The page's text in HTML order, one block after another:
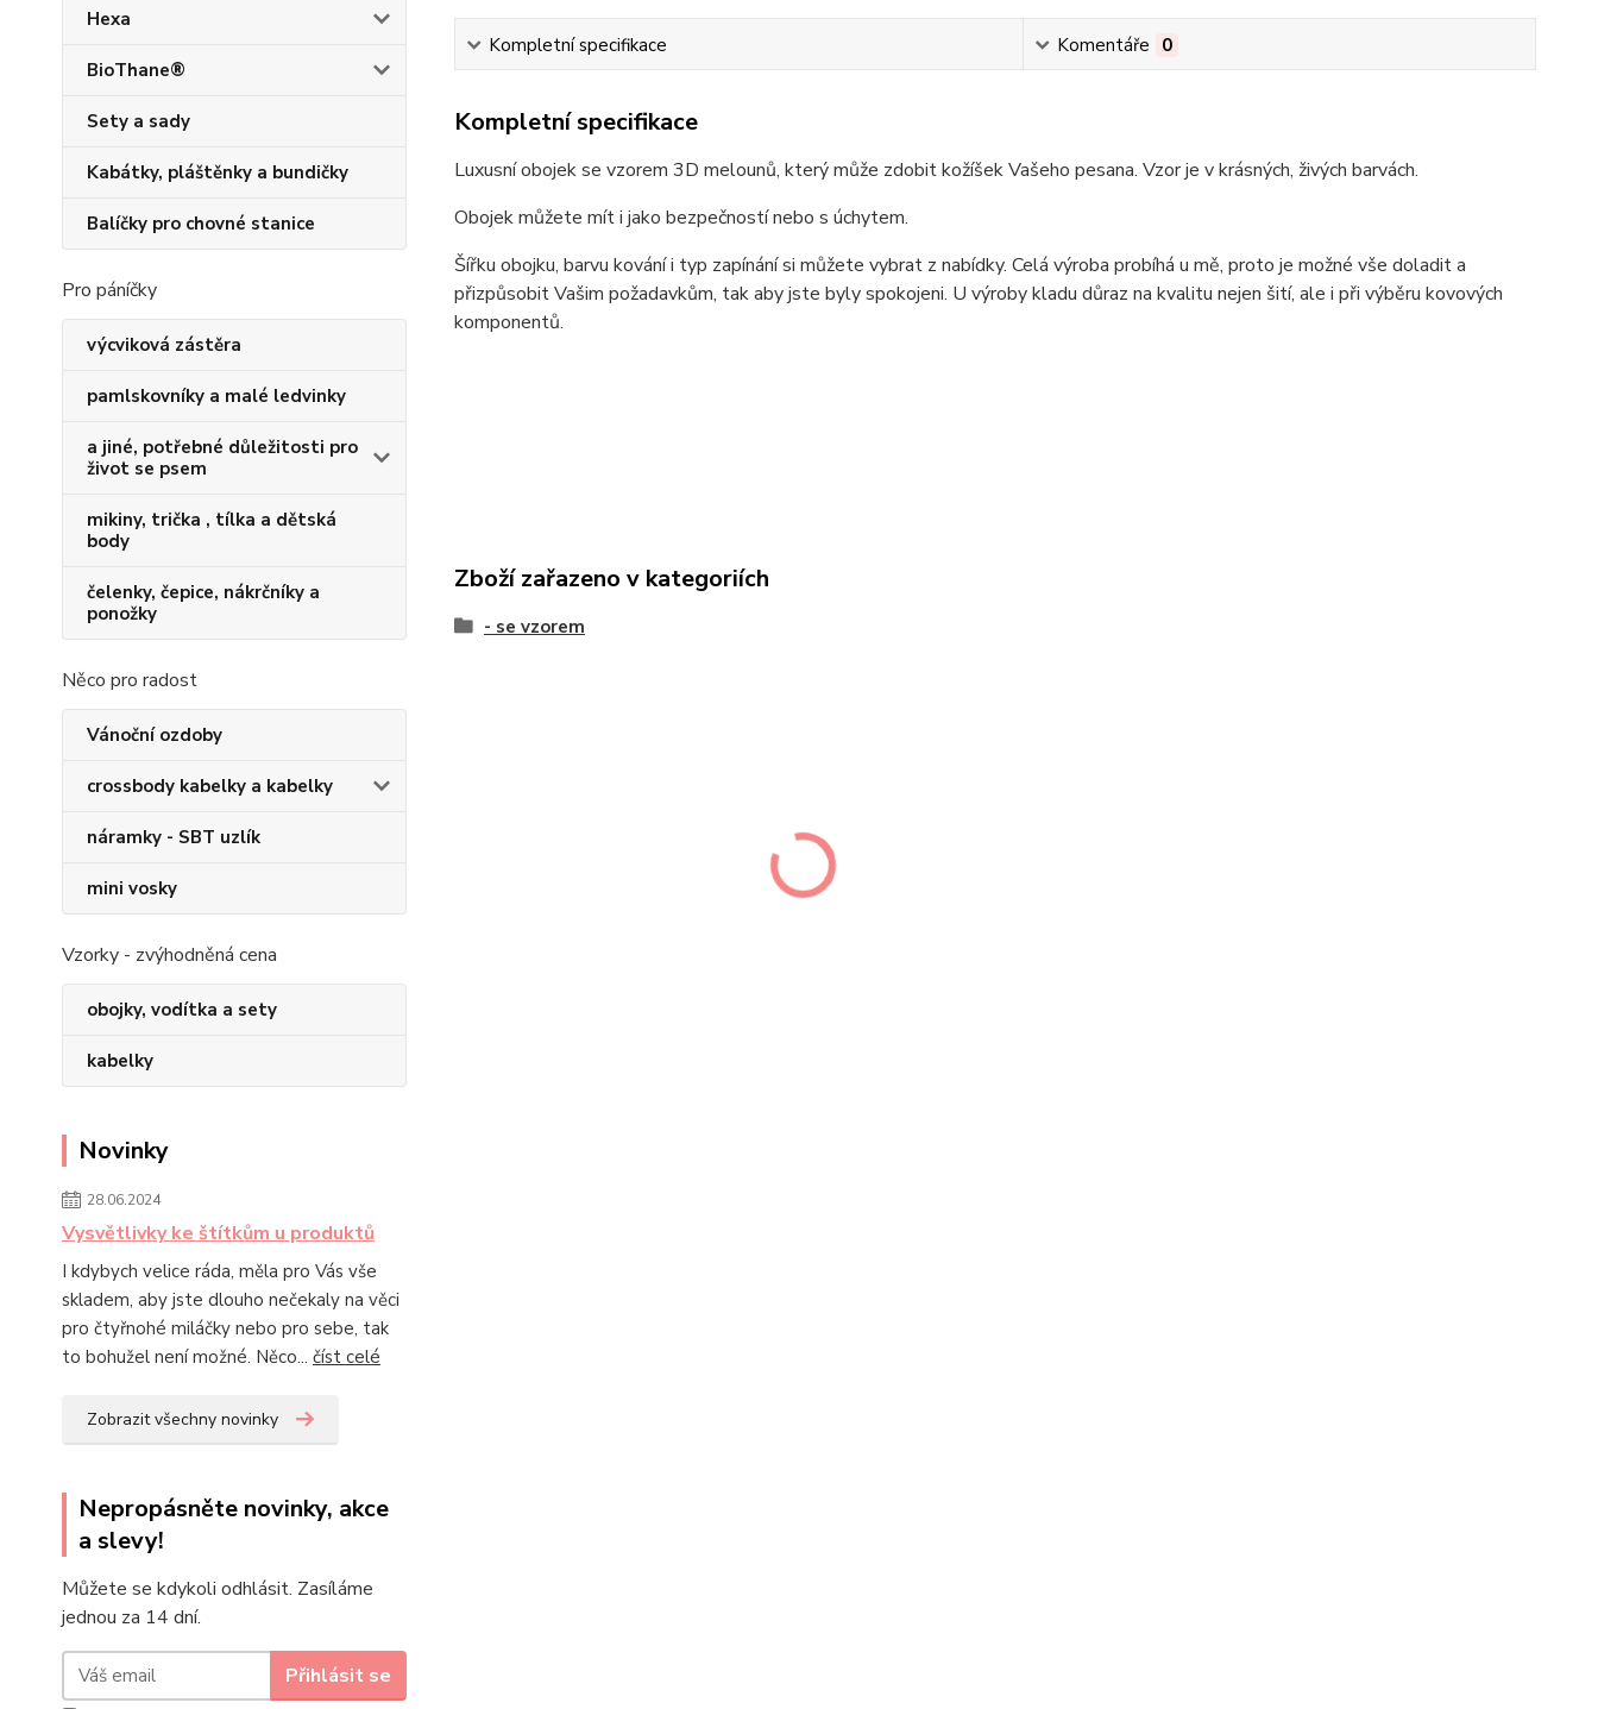
Hexa
BioThane®
Sety a sady
Kabátky, pláštěnky a bundičky
Balíčky pro chovné stanice
Pro páníčky
výcviková zástěra
pamlskovníky a malé ledvinky
a jiné, potřebné důležitosti pro
život se psem
mikiny, trička , tílka a dětská
body
čelenky, čepice, nákrčníky a
ponožky
Něco pro radost
Vánoční ozdoby
crossbody kabelky a kabelky
náramky - SBT uzlík
mini vosky
Vzorky - zvýhodněná cena
obojky, vodítka a sety
kabelky
Novinky
28.06.2024
Vysvětlivky ke štítkům u produktů
I kdybych velice ráda, měla pro Vás vše
skladem, aby jste dlouho nečekaly na věci
pro čtyřnohé miláčky nebo pro sebe, tak
to bohužel není možné. Něco... číst celé
Zobrazit všechny novinky
Nepropásněte novinky, akce
a slevy!
Můžete se kdykoli odhlásit. Zasíláme
jednou za 14 dní.
Přihlásit se
Kompletní specifikace Komentáře 0
Kompletní specifikace
Luxusní obojek se vzorem 3D melounů, který může zdobit kožíšek Vašeho pesana. Vzor je v krásných, živých barvách.
Obojek můžete mít i jako bezpečností nebo s úchytem.
Šířku obojku, barvu kování i typ zapínání si můžete vybrat z nabídky. Celá výroba probíhá u mě, proto je možné vše doladit a
přizpůsobit Vašim požadavkům, tak aby jste byly spokojeni. U výroby kladu důraz na kvalitu nejen šití, ale i při výběru kovových
komponentů.
Zboží zařazeno v kategoriích
- se vzorem